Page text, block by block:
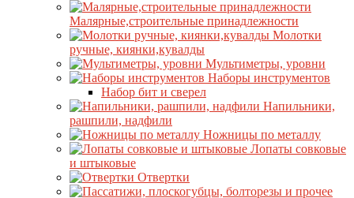
Малярные,строительные принадлежности
Молотки
ручные, киянки,кувалды
Мультиметры, уровни
Наборы инструментов
Набор бит и сверел
Напильники,
рашпили, надфили
Ножницы по металлу
Лопаты совковые
и штыковые
Отвертки